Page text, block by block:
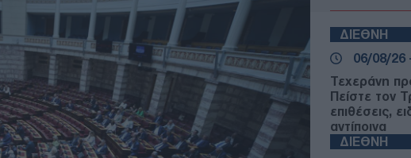
ΔΙΕΘΝΗ
06/08/26
Τεχεράνη
Πείστε τον
επιθέσεις,
αντίποινα
ΔΙΕΘΝΗ